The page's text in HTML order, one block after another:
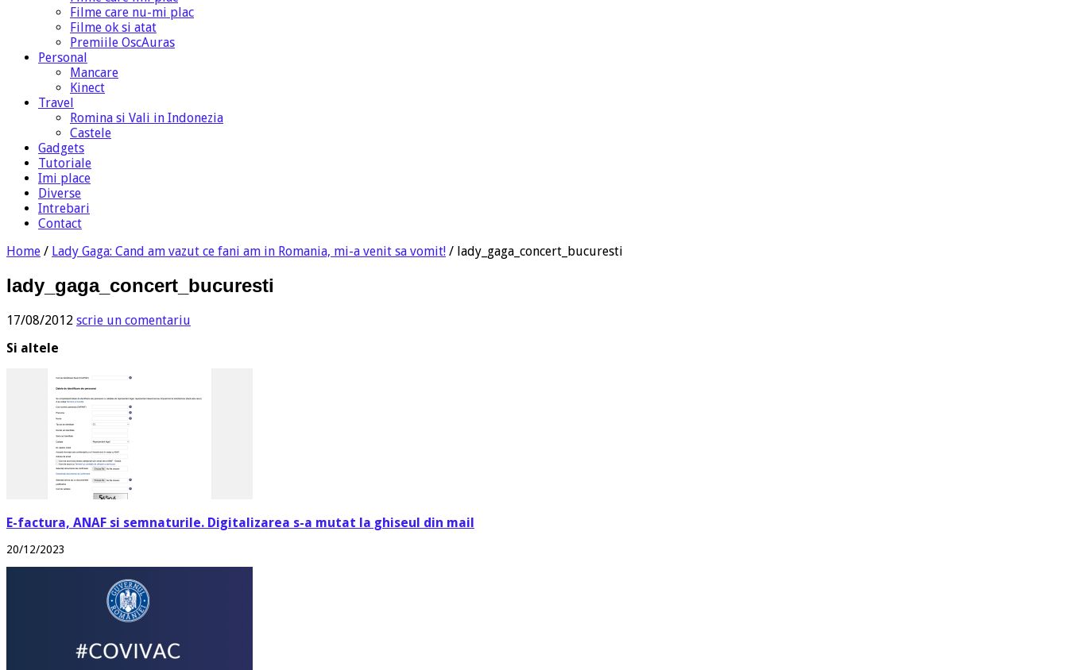
Filme care nu-mi plac
Filme ok si atat
Premiile OscAuras
Personal
Mancare
Kinect
Travel
Romina si Vali in Indonezia
Castele
Gadgets
Tutoriale
Imi place
Diverse
Intrebari
Contact
Home / Lady Gaga: Cand am vazut ce fani am in Romania, mi-a venit sa vomit! / lady_gaga_concert_bucuresti
lady_gaga_concert_bucuresti
17/08/2012 scrie un comentariu
Si altele
E-factura, ANAF si semnaturile. Digitalizarea s-a mutat la ghiseul din mail
20/12/2023